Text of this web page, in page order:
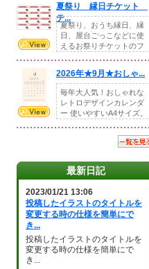
夏祭り 縁日チケット
テ...
夏祭り、おうち縁日、縁
日、屋台ごっこなどに使
えるお祭りチケットのフ
2026年★9月★おしゃ...
毎年大人気！おしゃれな
レトロデザインカレンダ
ー 使いやすいA4サイズ。
最新日記
2023/01/21 13:06
投稿したイラストのタイトルを
変更する時の仕様を簡単にで
き...
投稿したイラストのタイトルを
変更する時の仕様を簡単にで
き...